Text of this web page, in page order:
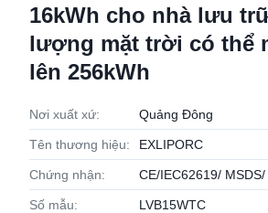
16kWh cho nhà lưu
lượng mặt trời có thể
lên 256kWh
Nơi xuất xứ: Quảng Đông
Tên thương hiệu: EXLIPORC
Chứng nhận: CE/IEC62619/
Số mẫu: LVB15WTC